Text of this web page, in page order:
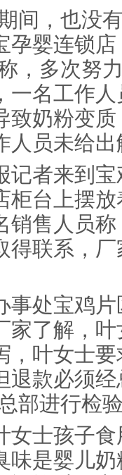
间，也没
孕婴连锁
，多次努
一名工作
致奶粉变
人员未给
记者来到
柜台上摆
销售人员
得联系，
事处宝鸡
家了解，
，叶女士
退款必须
部进行检
女士孩子
味是婴儿